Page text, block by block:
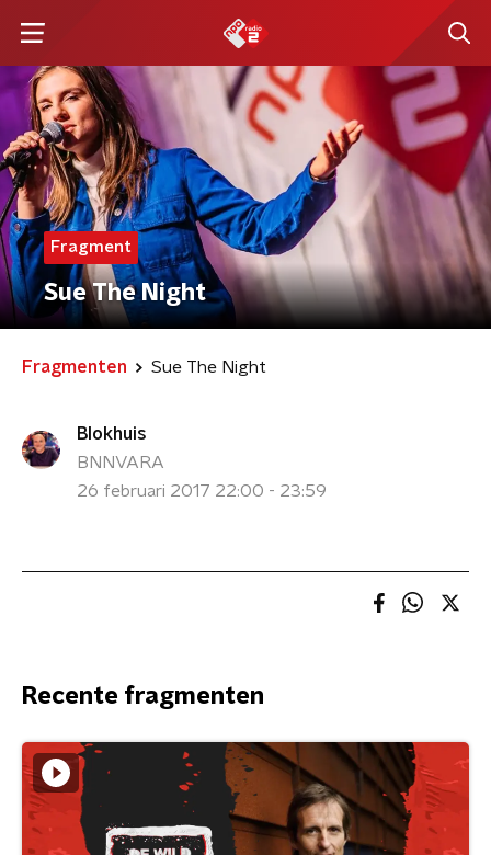
Fragment
Sue The Night
Fragmenten Sue The Night
Blokhuis
BNNVARA
26 februari 2017 22:00 - 23:59
Recente fragmenten